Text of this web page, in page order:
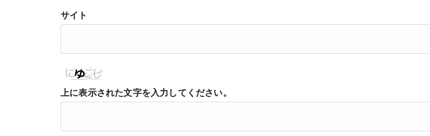
サイト
上に表示された文字を入力してください。